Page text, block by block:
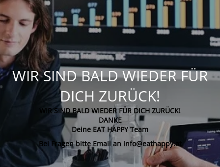
WIR SIND BALD WIEDER FÜR
DICH ZURÜCK!
WIR SIND BALD WIEDER FÜR DICH ZURÜCK!
DANKE
Deine EAT HAPPY Team
Bei Fragen bitte Email an info@eathappy.at